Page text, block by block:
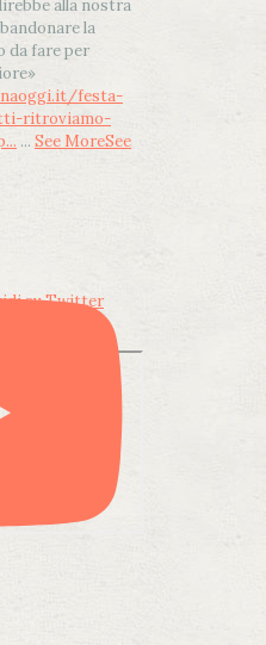
alla nostra
la
da fare per
festa-
ritroviamo-
... See MoreSee
su Twitter